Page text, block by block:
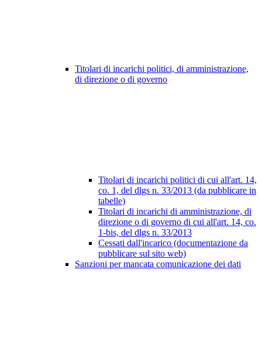
Titolari di incarichi politici, di amministrazione,
di direzione o di governo
Titolari di incarichi politici di cui all'art. 14,
co. 1, del dlgs n. 33/2013 (da pubblicare in
tabelle)
Titolari di incarichi di amministrazione, di
direzione o di governo di cui all'art. 14, co.
1-bis, del dlgs n. 33/2013
Cessati dall'incarico (documentazione da
pubblicare sul sito web)
Sanzioni per mancata comunicazione dei dati